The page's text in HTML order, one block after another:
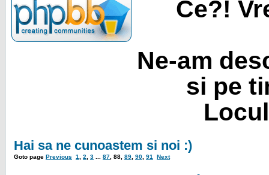
Ce?!
Ne-am
si pe
Hai sa ne cunoastem si noi :)
Goto page Previous 1 2 3 87 88 89 90 91 Next